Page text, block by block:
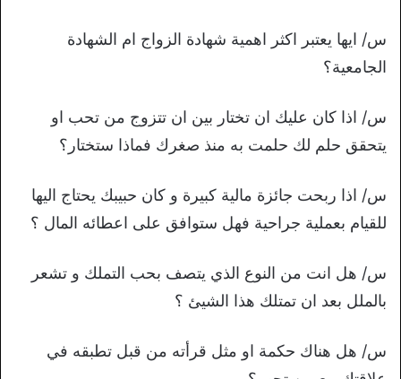
س/ ايها يعتبر اكثر اهمية شهادة الزواج ام الشهادة
الجامعية؟
س/ اذا كان عليك ان تختار بين ان تتزوج من تحب او
يتحقق حلم لك حلمت به منذ صغرك فماذا ستختار؟
س/ اذا ربحت جائزة مالية كبيرة و كان حبيبك يحتاج اليها
للقيام بعملية جراحية فهل ستوافق على اعطائه المال ؟
س/ هل انت من النوع الذي يتصف بحب التملك و تشعر
بالملل بعد ان تمتلك هذا الشيئ ؟
س/ هل هناك حكمة او مثل قرأته من قبل تطبقه في